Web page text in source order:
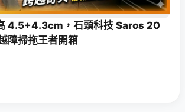
4.5+4.3cm，石頭科技 Saros 20
障掃拖王者開箱